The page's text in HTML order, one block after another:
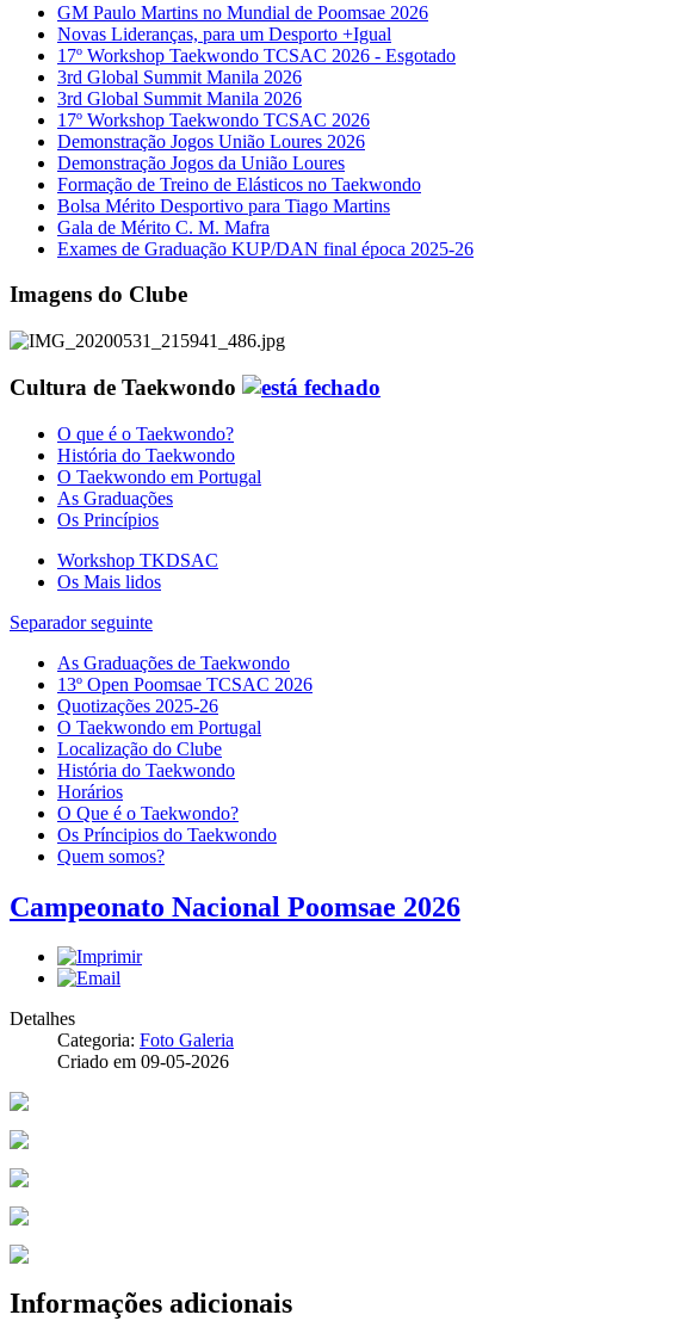
GM Paulo Martins no Mundial de Poomsae 2026
Novas Lideranças, para um Desporto +Igual
17º Workshop Taekwondo TCSAC 2026 - Esgotado
3rd Global Summit Manila 2026
3rd Global Summit Manila 2026
17º Workshop Taekwondo TCSAC 2026
Demonstração Jogos União Loures 2026
Demonstração Jogos da União Loures
Formação de Treino de Elásticos no Taekwondo
Bolsa Mérito Desportivo para Tiago Martins
Gala de Mérito C. M. Mafra
Exames de Graduação KUP/DAN final época 2025-26
Imagens do Clube
Cultura de Taekwondo
O que é o Taekwondo?
História do Taekwondo
O Taekwondo em Portugal
As Graduações
Os Princípios
Workshop TKDSAC
Os Mais lidos
Separador seguinte
As Graduações de Taekwondo
13º Open Poomsae TCSAC 2026
Quotizações 2025-26
O Taekwondo em Portugal
Localização do Clube
História do Taekwondo
Horários
O Que é o Taekwondo?
Os Príncipios do Taekwondo
Quem somos?
Campeonato Nacional Poomsae 2026
Detalhes
Categoria: Foto Galeria
Criado em 09-05-2026
Informações adicionais